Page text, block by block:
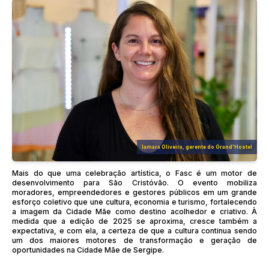
Iamara Oliveira, gerente do Grand'Hostel
Mais do que uma celebração artística, o Fasc é um motor de
desenvolvimento para São Cristóvão. O evento mobiliza
moradores, empreendedores e gestores públicos em um grande
esforço coletivo que une cultura, economia e turismo, fortalecendo
a imagem da Cidade Mãe como destino acolhedor e criativo. À
medida que a edição de 2025 se aproxima, cresce também a
expectativa, e com ela, a certeza de que a cultura continua sendo
um dos maiores motores de transformação e geração de
oportunidades na Cidade Mãe de Sergipe.